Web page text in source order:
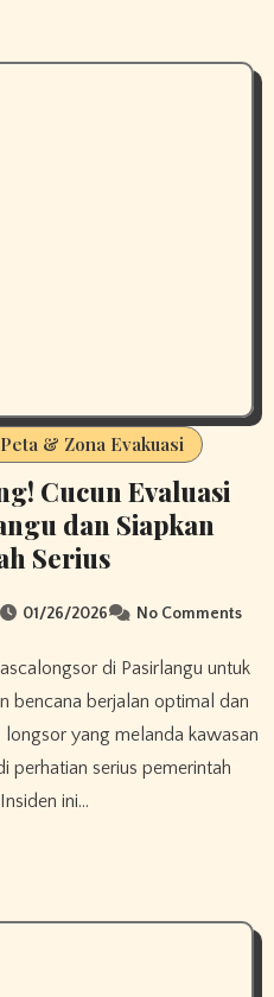
Peta & Zona Evakuasi
Cucun Evaluasi
dan Siapkan
Serius
01/26/2026 No Comments
bencana berjalan optimal dan
yang melanda kawasan
perhatian serius pemerintah
ini…